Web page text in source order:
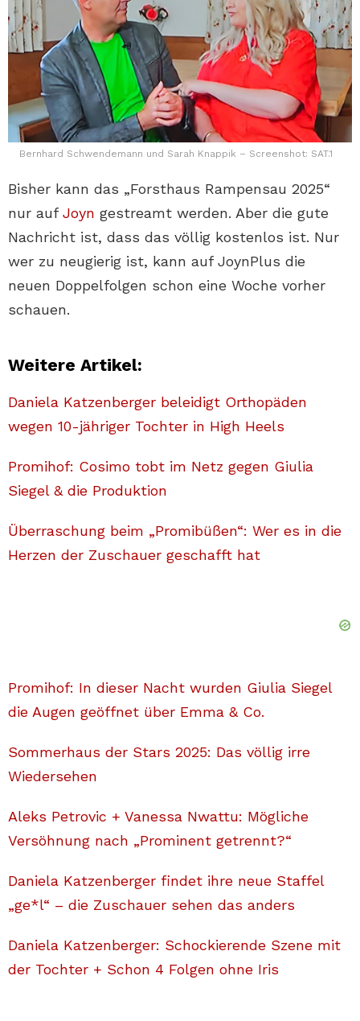
Bernhard Schwendemann und Sarah Knappik – Screenshot: SAT.1
Bisher kann das „Forsthaus Rampensau 2025“
nur aufJoyn gestreamt werden. Aber die gute
Nachricht ist, dass das völlig kostenlos ist. Nur
wer zu neugierig ist, kann auf JoynPlus die
neuen Doppelfolgen schon eine Woche vorher
schauen.
Weitere Artikel:
Daniela Katzenberger beleidigt Orthopäden
wegen 10-jähriger Tochter in High Heels
Promihof: Cosimo tobt im Netz gegen Giulia
Siegel & die Produktion
Überraschung beim „Promibüßen“: Wer es in die
Herzen der Zuschauer geschafft hat
Promihof: In dieser Nacht wurden Giulia Siegel
die Augen geöffnet über Emma & Co.
Sommerhaus der Stars 2025: Das völlig irre
Wiedersehen
Aleks Petrovic + Vanessa Nwattu: Mögliche
Versöhnung nach „Prominent getrennt?“
Daniela Katzenberger findet ihre neue Staffel
„ge*l“ – die Zuschauer sehen das anders
Daniela Katzenberger: Schockierende Szene mit
der Tochter + Schon 4 Folgen ohne Iris